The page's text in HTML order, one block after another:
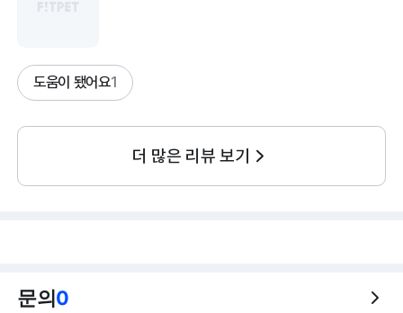
도움이 됐어요1
더 많은 리뷰 보기
문의0